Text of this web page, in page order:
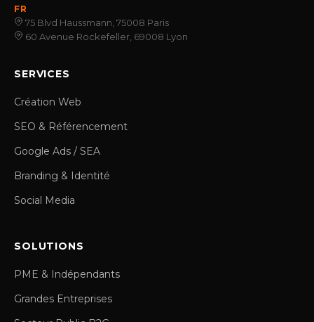
FR
75 Blvd Haussmann, 75008 Paris
60 Avenue Rockefeller, 69008 Lyon
SERVICES
Création Web
SEO & Référencement
Google Ads / SEA
Branding & Identité
Social Media
SOLUTIONS
PME & Indépendants
Grandes Entreprises